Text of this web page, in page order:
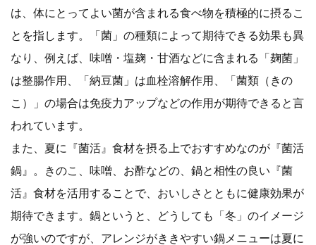
は、体にとってよい菌が含まれる食べ物を積極的に摂るこ
とを指します。「菌」の種類によって期待できる効果も異
なり、例えば、味噌・塩麹・甘酒などに含まれる「麹菌」
は整腸作用、「納豆菌」は血栓溶解作用、「菌類（きの
こ）」の場合は免疫力アップなどの作用が期待できると言
われています。
また、夏に『菌活』食材を摂る上でおすすめなのが『菌活
鍋』。きのこ、味噌、お酢などの、鍋と相性の良い『菌
活』食材を活用することで、おいしさとともに健康効果が
期待できます。鍋というと、どうしても「冬」のイメージ
が強いのですが、アレンジがききやすい鍋メニューは夏に